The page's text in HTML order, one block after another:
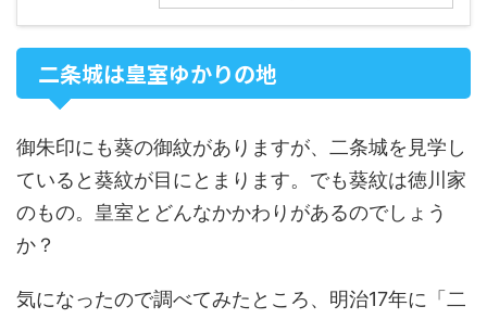
二条城は皇室ゆかりの地
御朱印にも葵の御紋がありますが、二条城を見学し
ていると葵紋が目にとまります。でも葵紋は徳川家
のもの。皇室とどんなかかわりがあるのでしょう
か？
気になったので調べてみたところ、明治17年に「二